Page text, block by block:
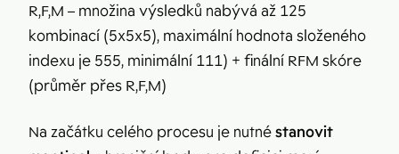
R,F,M – množina výsledků nabývá až 125
kombinací (5x5x5), maximální hodnota složeného
indexu je 555, minimální 111) + finální RFM skóre
(průměr přes R,F,M)
Na začátku celého procesu je nutnéstanovit